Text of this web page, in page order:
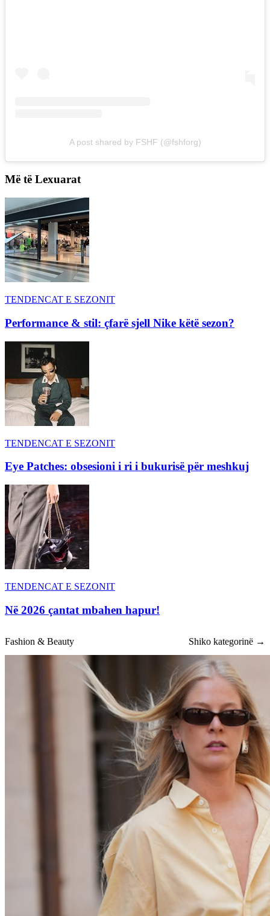
A post shared by FSHF (@fshforg)
Më të Lexuarat
TENDENCAT E SEZONIT
Performance & stil: çfarë sjell Nike këtë sezon?
TENDENCAT E SEZONIT
Eye Patches: obsesioni i ri i bukurisë për meshkuj
TENDENCAT E SEZONIT
Në 2026 çantat mbahen hapur!
Fashion & Beauty Shiko kategorinë →